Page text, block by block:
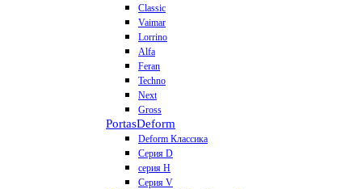
Classic
Vaimar
Lorrino
Alfa
Feran
Techno
Next
Gross
PortasDeform
Deform Классика
Серия D
серия H
Серия V